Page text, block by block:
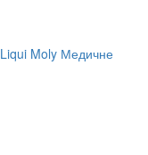
Moly Медичне